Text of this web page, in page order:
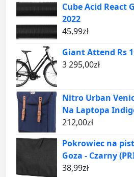
Cube Acid React
2022
45,99zł
Giant Attend Rs 1
3 295,00zł
Nitro Urban
Na Laptopa
212,00zł
Pokrowiec na
Goza - Czarny
38,99zł